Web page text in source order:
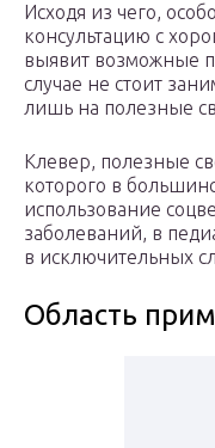
Исходя из чего,
консультацию с
выявит возможные
случае не стоит
лишь на полезные
Клевер, полезные
которого в
использование
заболеваний, в
в исключительных
Область